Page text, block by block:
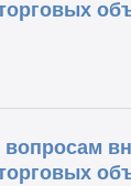
вопросам